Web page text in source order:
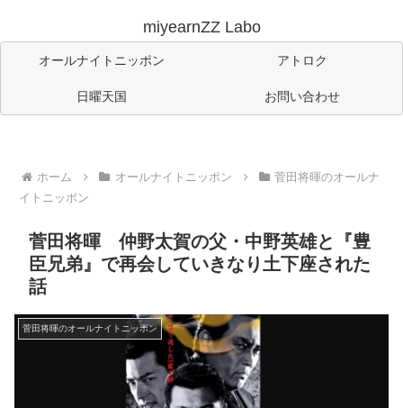
miyearnZZ Labo
オールナイトニッポン アトロク
日曜天国 お問い合わせ
ホーム オールナイトニッポン
菅田将暉のオールナ
イトニッポン
菅田将暉 仲野太賀の父・中野英雄と『豊
臣兄弟』で再会していきなり土下座された
話
菅田将暉のオールナイトニッポン